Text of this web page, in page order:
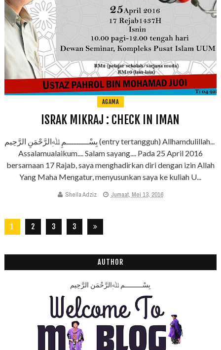
AGAMA
ISRAK MIKRAJ : CHECK IN IMAN
بِسْـــــــــمِ ﷲِالرَّحْمَنِ الرَّحِيم (entry tertangguh) Allhamdulillah...
Assalamualaikum.... Salam sayang.... Pada 25 April 2016
bersamaan 17 Rajab, saya menghadirkan diri dengan izin Allah
Yang Maha Mengatur, menyusunkan saya ke kuliah U...
Sheila Adziz Jumaat, Mei 13, 2016
1 2 3
3
AUTHOR
بِسْـــــــــمِ ﷲِالرَّحْمَنِ الرَّحِيم